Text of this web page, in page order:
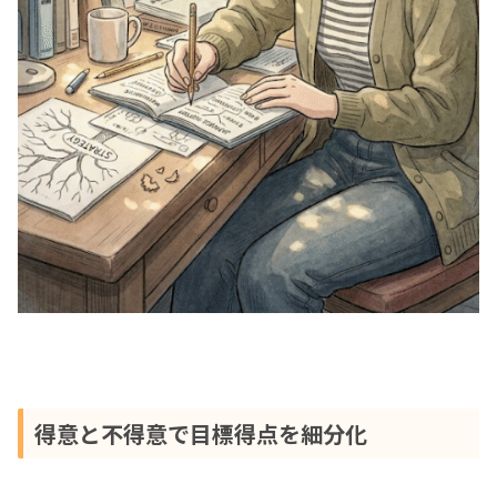
得意と不得意で目標得点を細分化